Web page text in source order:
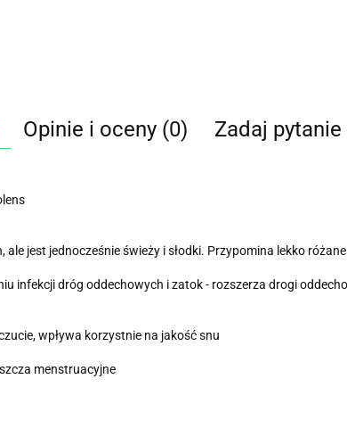
Opinie i oceny (0) Zadaj pytanie
jest jednocześnie świeży i słodki. Przypomina lekko
infekcji dróg oddechowych i zatok - rozszerza drogi
wpływa korzystnie na jakość snu
menstruacyjne